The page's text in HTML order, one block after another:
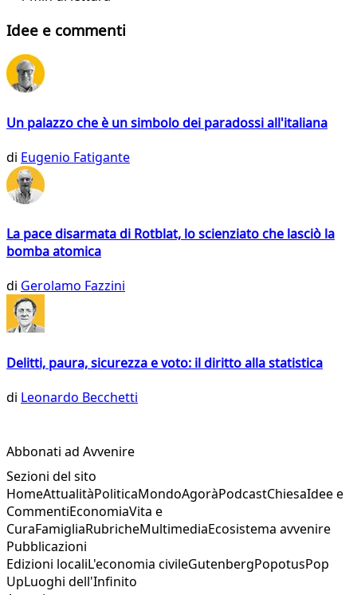
Idee e commenti
Un palazzo che è un simbolo dei paradossi all'italiana
di Eugenio Fatigante
La pace disarmata di Rotblat, lo scienziato che lasciò la
bomba atomica
di Gerolamo Fazzini
Delitti, paura, sicurezza e voto: il diritto alla statistica
di Leonardo Becchetti
Abbonati ad Avvenire
Sezioni del sito
HomeAttualitàPoliticaMondoAgoràPodcastChiesaIdee e
CommentiEconomiaVita e
CuraFamigliaRubricheMultimediaEcosistema avvenire
Pubblicazioni
Edizioni localiL'economia civileGutenbergPopotusPop
UpLuoghi dell'Infinito